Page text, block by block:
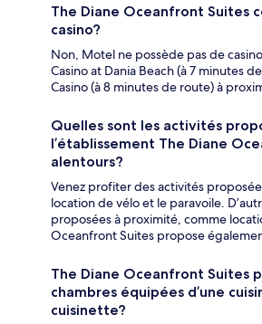
The Diane Oceanfront Suites
casino?
Non, Motel ne possède pas de
Casino at Dania Beach (à 7 minutes
Casino (à 8 minutes de route) à
Quelles sont les activités
l’établissement The Diane
alentours?
Venez profiter des activités
location de vélo et le paravoile.
proposées à proximité, comme
Oceanfront Suites propose
The Diane Oceanfront Suites
chambres équipées d’une
cuisinette?